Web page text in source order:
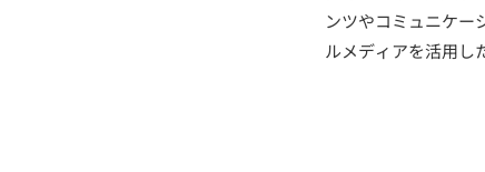
ンツやコミュニケ
ルメディアを活用し